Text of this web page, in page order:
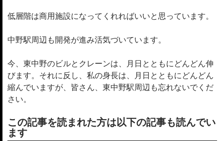
低層階は商用施設になってくれればいいと思っています。
中野駅周辺も開発が進み活気づいています。
今、東中野のビルとクレーンは、月日とともにどんどん伸
びます。それに反し、私の身長は、月日とともにどんどん
縮んでいますが、皆さん、東中野駅周辺も忘れないでくだ
さい。
この記事を読まれた方は以下の記事も読んでい
ます